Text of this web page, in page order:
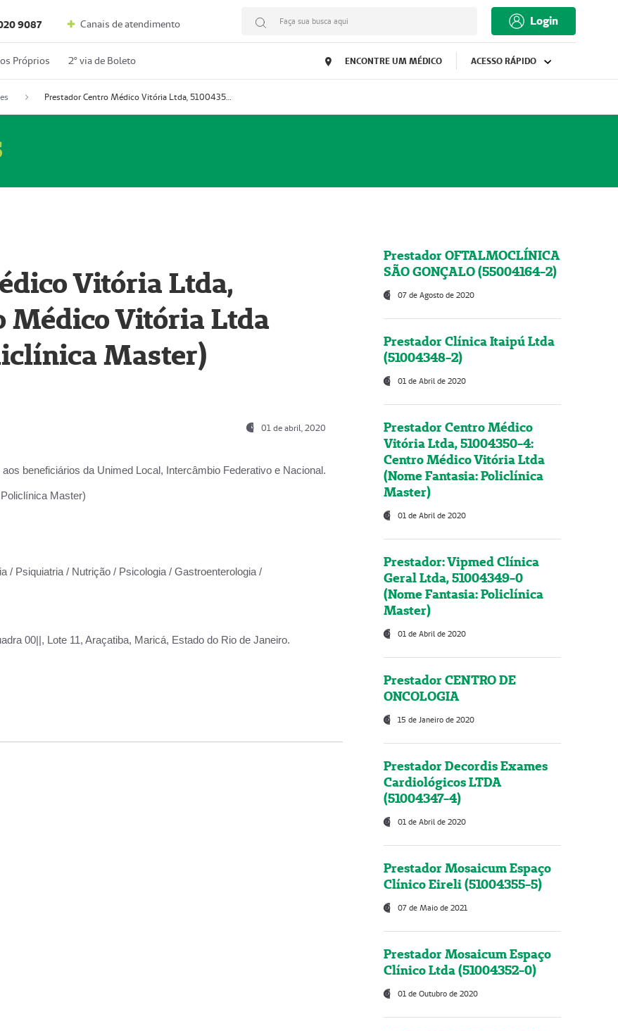
9087 Canais de atendimento Faça sua busca aqui Login
Próprios 2º via de Boleto ENCONTRE UM MÉDICO ACESSO RÁPIDO
Prestador Centro Médico Vitória Ltda, 51004350-4: Centro Médico Vitória Ltda (Nome Fantasia: Policlínica Master)
Vitória Ltda,
Médico Vitória Ltda
Master)
01 de abril, 2020
beneficiários da Unimed Local, Intercâmbio Federativo e Nacional.
Master)
/ Psiquiatria / Nutrição / Psicologia / Gastroenterologia /
00||, Lote 11, Araçatiba, Maricá, Estado do Rio de Janeiro.
Prestador OFTALMOCLÍNICA
SÃO GONÇALO (55004164-2)
07 de Agosto de 2020
Prestador Clínica Itaipú Ltda
(51004348-2)
01 de Abril de 2020
Prestador Centro Médico
Vitória Ltda, 51004350-4:
Centro Médico Vitória Ltda
(Nome Fantasia: Policlínica
Master)
01 de Abril de 2020
Prestador: Vipmed Clínica
Geral Ltda, 51004349-0
(Nome Fantasia: Policlínica
Master)
01 de Abril de 2020
Prestador CENTRO DE
ONCOLOGIA
15 de Janeiro de 2020
Prestador Decordis Exames
Cardiológicos LTDA
(51004347-4)
01 de Abril de 2020
Prestador Mosaicum Espaço
Clínico Eireli (51004355-5)
07 de Maio de 2021
Prestador Mosaicum Espaço
Clínico Ltda (51004352-0)
01 de Outubro de 2020